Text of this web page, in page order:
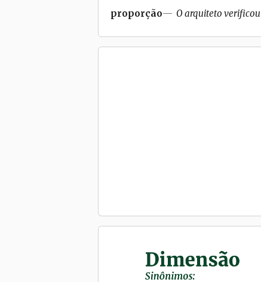
proporção
O arquiteto